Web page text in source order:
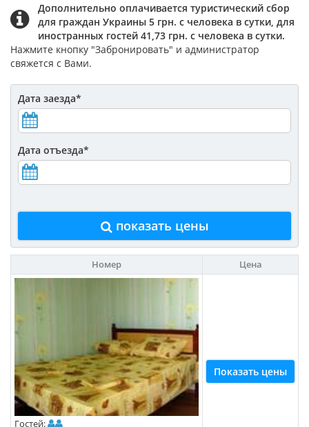
Дополнительно оплачивается туристический сбор
для граждан Украины 5 грн. с человека в сутки, для
иностранных гостей 41,73 грн. с человека в сутки.
Нажмите кнопку "Забронировать" и администратор
свяжется с Вами.
Дата заезда*
Дата отъезда*
показать цены
Номер Цена
Гостей:
Показать цены